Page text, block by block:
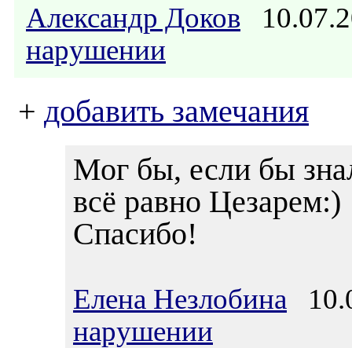
Александр Доков
нарушении
+ добавить замечания
Мог бы, если бы
всё равно Цезарем:)
Спасибо!
Елена Незлобина
нарушении